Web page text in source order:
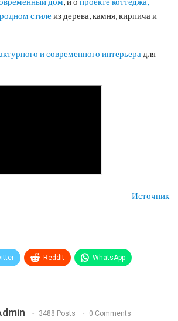
стиле из дерева, камня, кирпича и
и современного интерьера для
Источник
ReddIt WhatsApp
3488 Posts 0 Comments